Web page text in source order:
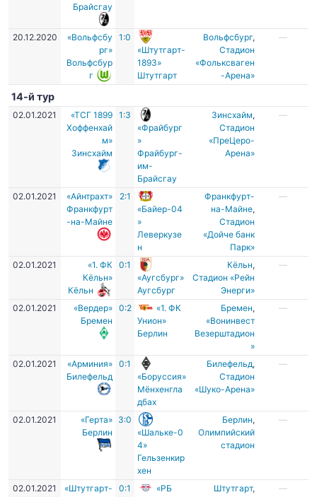
Брайсгау
20.12.2020
«Вольфсбу
рг»
Вольфсбур
г
1:0
«Штутгарт-
1893»
Штутгарт
Вольфсбург,
Стадион
«Фольксваген
-Арена»
—
14-й тур
02.01.2021
«ТСГ 1899
Хоффенхай
м»
Зинсхайм
1:3
«Фрайбург
»
Фрайбург-
им-
Брайсгау
Зинсхайм,
Стадион
«ПреЦеро-
Арена»
—
02.01.2021
«Айнтрахт»
Франкфурт
-на-Майне
2:1
«Байер-04
»
Леверкузе
н
Франкфурт-
на-Майне,
Стадион
«Дойче банк
Парк»
—
02.01.2021
«1. ФК
Кёльн»
Кёльн
0:1
«Аугсбург»
Аугсбург
Кёльн,
Стадион «Рейн
Энерги»
—
02.01.2021
«Вердер»
Бремен
0:2
«1. ФК
Унион»
Берлин
Бремен,
«Вонинвест
Везерштадион
»
—
02.01.2021
«Арминия»
Билефельд
0:1
«Боруссия»
Мёнхенгла
дбах
Билефельд,
Стадион
«Шуко-Арена»
—
02.01.2021
«Герта»
Берлин
3:0
«Шальке-0
4»
Гельзенкир
хен
Берлин,
Олимпийский
стадион
—
02.01.2021
«Штутгарт-
0:1
«РБ
Штутгарт,
—